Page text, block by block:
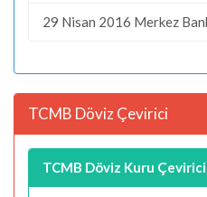
29 Nisan 2016 Merkez
TCMB Döviz Çevirici
TCMB Döviz Kuru Çevirici